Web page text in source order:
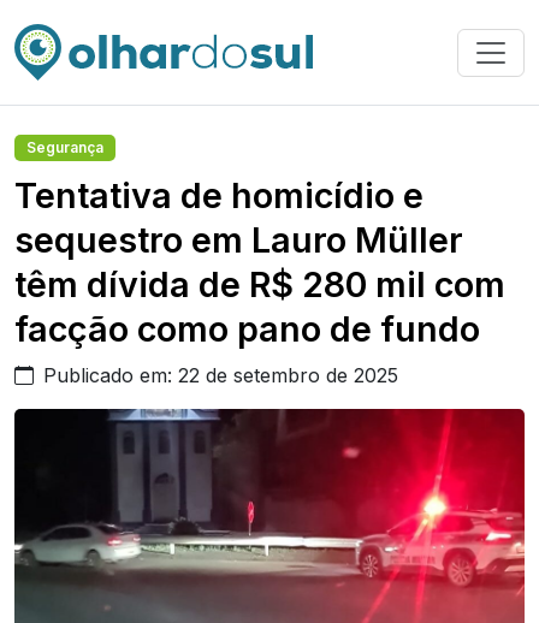
Segurança
Tentativa de homicídio e
sequestro em Lauro Müller
têm dívida de R$ 280 mil com
facção como pano de fundo
Publicado em: 22 de setembro de 2025